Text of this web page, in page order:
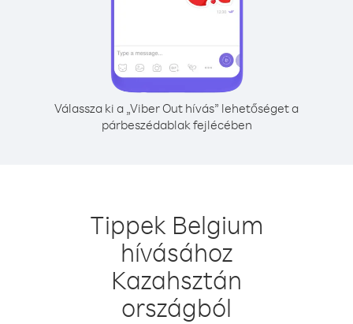
Válassza ki a „Viber Out hívás” lehetőséget a
párbeszédablak fejlécében
Tippek Belgium
hívásához
Kazahsztán
országból